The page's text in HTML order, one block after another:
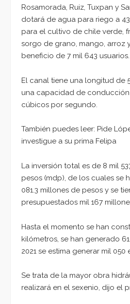
Rosamorada, Ruiz, Tuxpan y
dotará de agua para riego a
para el cultivo de chile verde,
sorgo de grano, mango, arroz
beneficio de 7 mil 643 usuarios.
El canal tiene una longitud de
una capacidad de
cúbicos por segundo.
También puedes leer: Pide
investigue a su prima Felipa
La inversión total es de 8 mil
pesos (mdp), de los cuales se
081.3 millones de pesos y se
presupuestados mil 167
Hasta el momento se han
kilómetros, se han generado
2021 se estima generar mil 050
Se trata de la mayor obra
realizará en el sexenio, dijo el